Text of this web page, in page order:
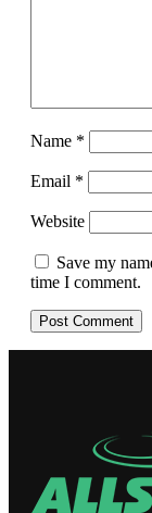
Name *
Email *
Website
Save my
time I comment.